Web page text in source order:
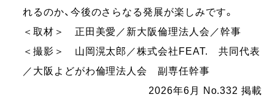
れるのか、今後のさらなる発展が楽しみです。
＜取材＞ 正田美愛／新大阪倫理法人会／幹事
＜撮影＞ 山岡滉太郎／株式会社FEAT. 共同代表
／大阪よどがわ倫理法人会 副専任幹事
2026年6月 No.332 掲載